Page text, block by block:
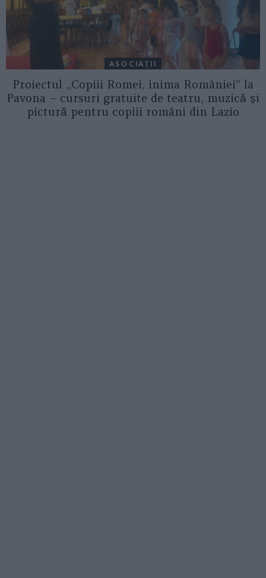
ASOCIAŢII
Proiectul „Copiii Romei, inima României” la
Pavona – cursuri gratuite de teatru, muzică și
pictură pentru copiii români din Lazio